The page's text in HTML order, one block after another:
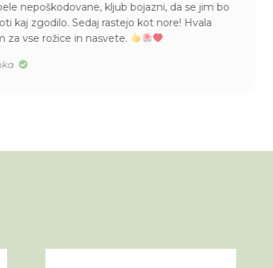
do strank ter skrbjo, ki jo vlagate v rastline.
pokaže, ko rastlino prejmeš na dom, v
naprej uspeva.